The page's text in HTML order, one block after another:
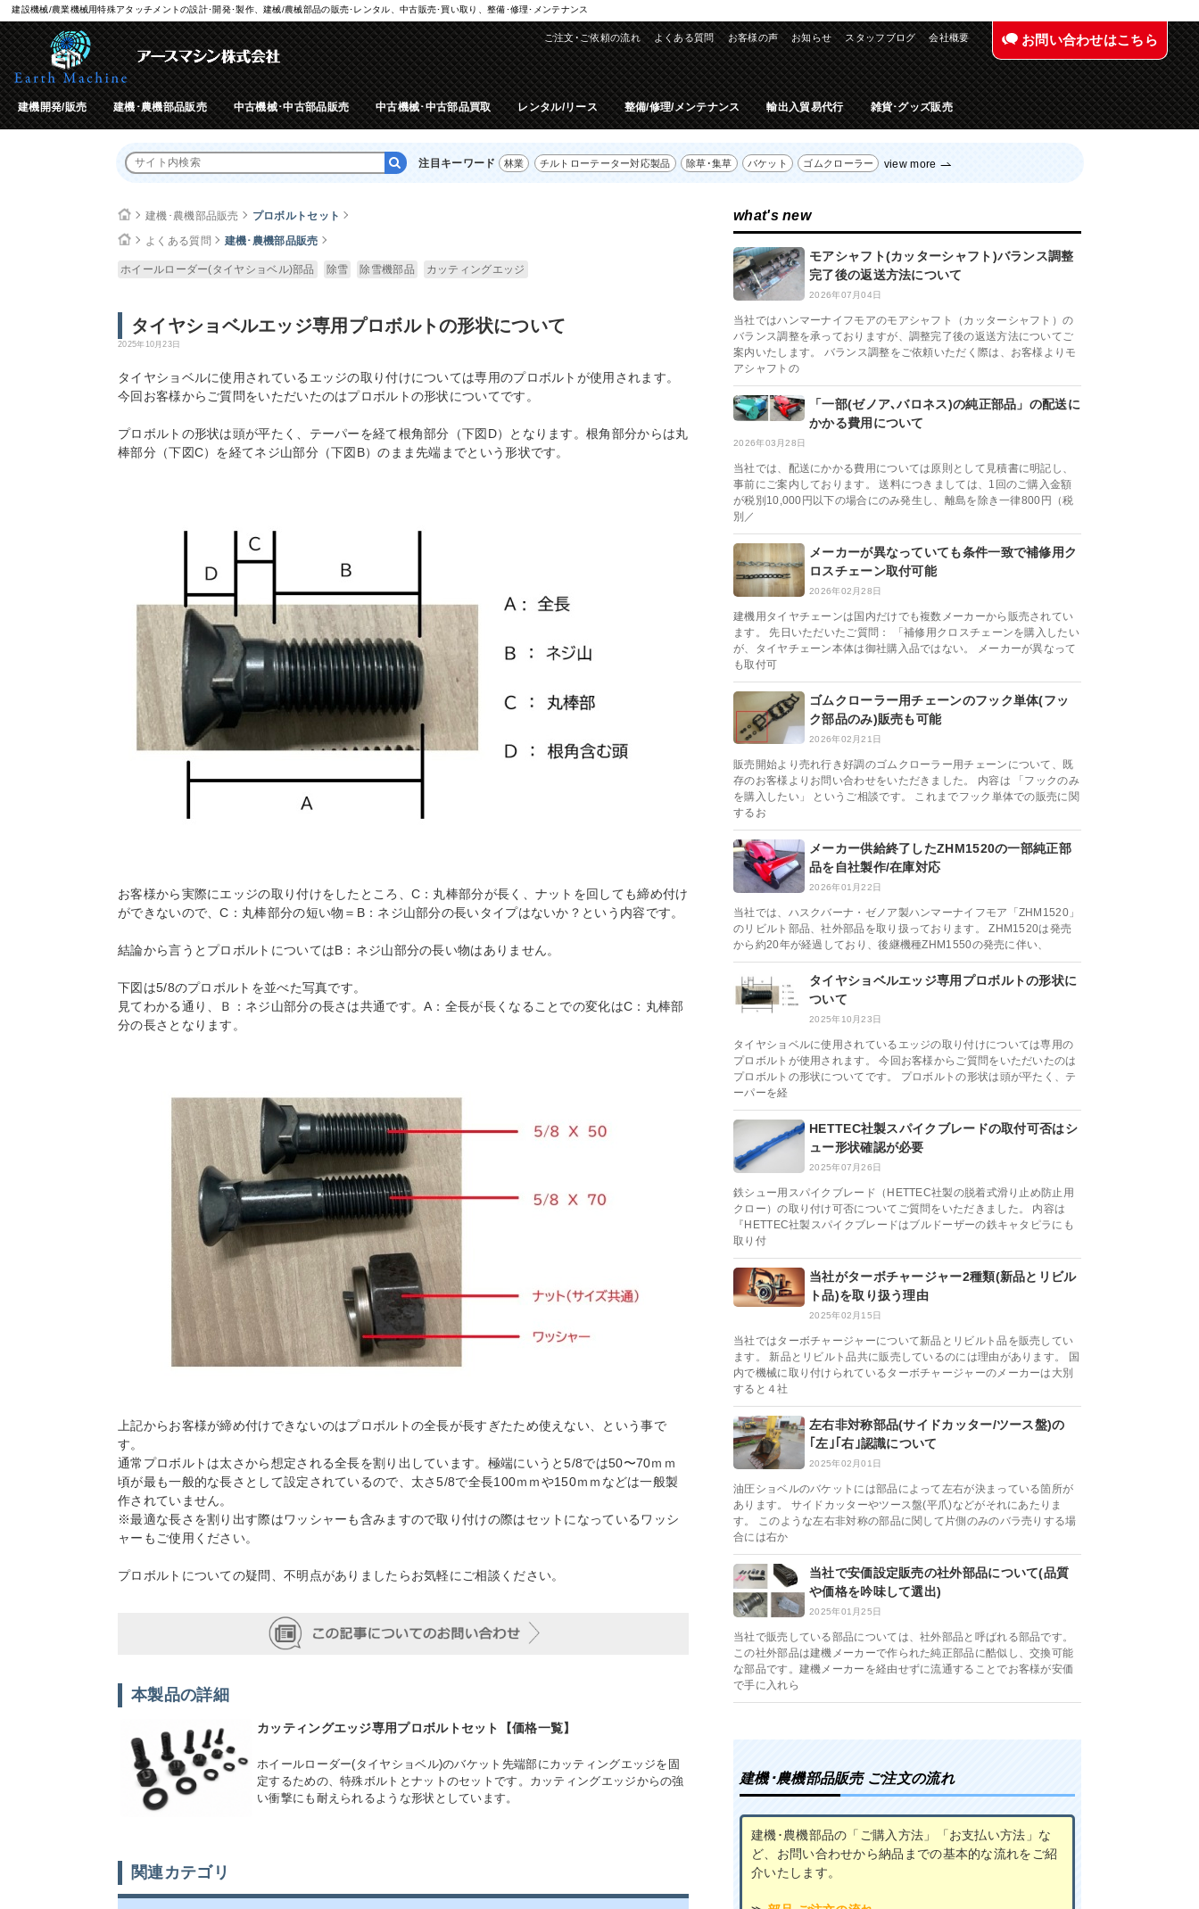
建設機械/農業機械用特殊アタッチメントの設計･開発･製作、建械/農械部品の販売･レンタル、中古販売･買い取り、整備･修理･メンテナンス
お知らせ スタッフブログ 会社概要 お問い合わせはこちら
ご注文･ご依頼の流れ よくある質問 お客様の声
建機開発/販売 建機･農機部品販売 中古機械･中古部品販売 中古機械･中古部品買取 レンタル/リース 整備/修理/メンテナンス 輸出入貿易代行 雑貨･グッズ販売
注目キーワード 林業 チルトローテーター対応製品 除草･集草 バケット ゴムクローラー view more
建機･農機部品販売
プロボルトセット
よくある質問
建機･農機部品販売
ホイールローダー(タイヤショベル)部品 除雪 除雪機部品 カッティングエッジ
タイヤショベルエッジ専用プロボルトの形状について
2025年10月23日
タイヤショベルに使用されているエッジの取り付けについては専用のプロボルトが使用されます。
今回お客様からご質問をいただいたのはプロボルトの形状についてです。
プロボルトの形状は頭が平たく、テーパーを経て根角部分（下図D）となります。根角部分からは丸
棒部分（下図C）を経てネジ山部分（下図B）のまま先端までという形状です。
お客様から実際にエッジの取り付けをしたところ、C：丸棒部分が長く、ナットを回しても締め付け
ができないので、C：丸棒部分の短い物＝B：ネジ山部分の長いタイプはないか？という内容です。
結論から言うとプロボルトについてはB：ネジ山部分の長い物はありません。
下図は5/8のプロボルトを並べた写真です。
見てわかる通り、Ｂ：ネジ山部分の長さは共通です。A：全長が長くなることでの変化はC：丸棒部
分の長さとなります。
上記からお客様が締め付けできないのはプロボルトの全長が長すぎたため使えない、という事で
す。
通常プロボルトは太さから想定される全長を割り出しています。極端にいうと5/8では50〜70ｍｍ
頃が最も一般的な長さとして設定されているので、太さ5/8で全長100ｍｍや150ｍｍなどは一般製
作されていません。
※最適な長さを割り出す際はワッシャーも含みますので取り付けの際はセットになっているワッシ
ャーもご使用ください。
プロボルトについての疑問、不明点がありましたらお気軽にご相談ください。
本製品の詳細
カッティングエッジ専用プロボルトセット【価格一覧】
ホイールローダー(タイヤショベル)のバケット先端部にカッティングエッジを固
定するための、特殊ボルトとナットのセットです。カッティングエッジからの強
い衝撃にも耐えられるような形状としています。
関連カテゴリ
what's new
モアシャフト(カッターシャフト)バランス調整
完了後の返送方法について
2026年07月04日
当社ではハンマーナイフモアのモアシャフト（カッターシャフト）の
バランス調整を承っておりますが、調整完了後の返送方法についてご
案内いたします。 バランス調整をご依頼いただく際は、お客様よりモ
アシャフトの
「一部(ゼノア､バロネス)の純正部品」の配送に
かかる費用について
2026年03月28日
当社では、配送にかかる費用については原則として見積書に明記し、
事前にご案内しております。 送料につきましては、1回のご購入金額
が税別10,000円以下の場合にのみ発生し、離島を除き一律800円（税
別／
メーカーが異なっていても条件一致で補修用ク
ロスチェーン取付可能
2026年02月28日
建機用タイヤチェーンは国内だけでも複数メーカーから販売されてい
ます。 先日いただいたご質問： 「補修用クロスチェーンを購入したい
が、タイヤチェーン本体は御社購入品ではない。 メーカーが異なって
も取付可
ゴムクローラー用チェーンのフック単体(フッ
ク部品のみ)販売も可能
2026年02月21日
販売開始より売れ行き好調のゴムクローラー用チェーンについて、既
存のお客様よりお問い合わせをいただきました。 内容は 「フックのみ
を購入したい」 というご相談です。 これまでフック単体での販売に関
するお
メーカー供給終了したZHM1520の一部純正部
品を自社製作/在庫対応
2026年01月22日
当社では、ハスクバーナ・ゼノア製ハンマーナイフモア「ZHM1520」
のリビルト部品、社外部品を取り扱っております。 ZHM1520は発売
から約20年が経過しており、後継機種ZHM1550の発売に伴い、
タイヤショベルエッジ専用プロボルトの形状に
ついて
2025年10月23日
タイヤショベルに使用されているエッジの取り付けについては専用の
プロボルトが使用されます。 今回お客様からご質問をいただいたのは
プロボルトの形状についてです。 プロボルトの形状は頭が平たく、テ
ーパーを経
HETTEC社製スパイクブレードの取付可否はシ
ュー形状確認が必要
2025年07月26日
鉄シュー用スパイクブレード（HETTEC社製の脱着式滑り止め防止用
クロー）の取り付け可否についてご質問をいただきました。 内容は
『HETTEC社製スパイクブレードはブルドーザーの鉄キャタピラにも
取り付
当社がターボチャージャー2種類(新品とリビル
ト品)を取り扱う理由
2025年02月15日
当社ではターボチャージャーについて新品とリビルト品を販売してい
ます。 新品とリビルト品共に販売しているのには理由があります。 国
内で機械に取り付けられているターボチャージャーのメーカーは大別
すると４社
左右非対称部品(サイドカッター/ツース盤)の
｢左｣｢右｣認識について
2025年02月01日
油圧ショベルのバケットには部品によって左右が決まっている箇所が
あります。 サイドカッターやツース盤(平爪)などがそれにあたりま
す。 このような左右非対称の部品に関して片側のみのバラ売りする場
合には右か
当社で安価設定販売の社外部品について(品質
や価格を吟味して選出)
2025年01月25日
当社で販売している部品については、社外部品と呼ばれる部品です。
この社外部品は建機メーカーで作られた純正部品に酷似し、交換可能
な部品です。建機メーカーを経由せずに流通することでお客様が安価
で手に入れら
建機･農機部品販売 ご注文の流れ
建機･農機部品の「ご購入方法」「お支払い方法」な
ど、お問い合わせから納品までの基本的な流れをご紹
介いたします。